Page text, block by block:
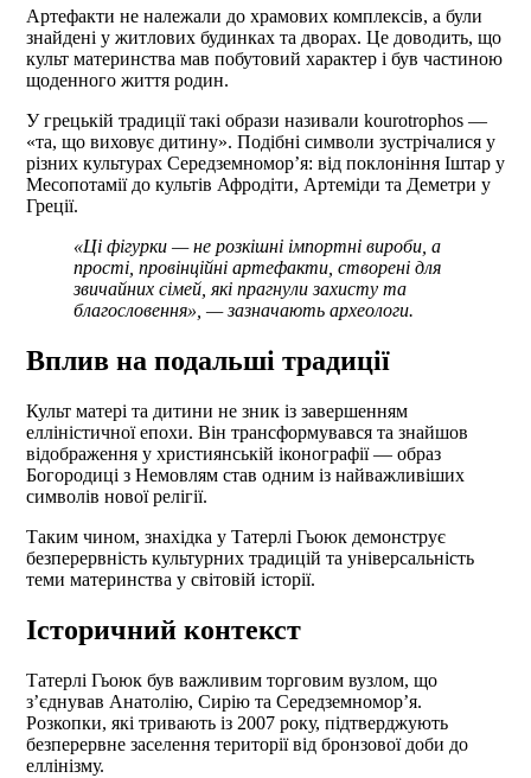
Артефакти не належали до храмових комплексів, а були
знайдені у житлових будинках та дворах. Це доводить, що
культ материнства мав побутовий характер і був частиною
щоденного життя родин.
У грецькій традиції такі образи називали kourotrophos —
«та, що виховує дитину». Подібні символи зустрічалися у
різних культурах Середземномор’я: від поклоніння Іштар у
Месопотамії до культів Афродіти, Артеміди та Деметри у
Греції.
«Ці фігурки — не розкішні імпортні вироби, а
прості, провінційні артефакти, створені для
звичайних сімей, які прагнули захисту та
благословення», — зазначають археологи.
Вплив на подальші традиції
Культ матері та дитини не зник із завершенням
елліністичної епохи. Він трансформувався та знайшов
відображення у християнській іконографії — образ
Богородиці з Немовлям став одним із найважливіших
символів нової релігії.
Таким чином, знахідка у Татерлі Гьоюк демонструє
безперервність культурних традицій та універсальність
теми материнства у світовій історії.
Історичний контекст
Татерлі Гьоюк був важливим торговим вузлом, що
з’єднував Анатолію, Сирію та Середземномор’я.
Розкопки, які тривають із 2007 року, підтверджують
безперервне заселення території від бронзової доби до
еллінізму.